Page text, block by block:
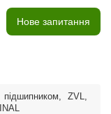
Нове запитання
підшипником, ZVL,